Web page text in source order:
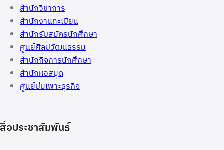
สำนักวิชาการ
สำนักงานทะเบียน
สำนักรับสมัครนักศึกษา
ศูนย์ศิลปวัฒนธรรม
สำนักกิจการนักศึกษา
สำนักหอสมุด
ศูนย์บ่มเพาะธุรกิจ
สื่อประชาสัมพันธ์